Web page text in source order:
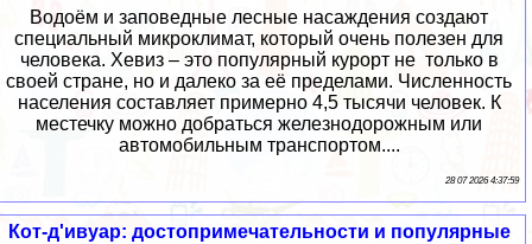
Водоём и заповедные лесные насаждения создают
специальный микроклимат, который очень полезен для
человека. Хевиз – это популярный курорт не только в
своей стране, но и далеко за её пределами. Численность
населения составляет примерно 4,5 тысячи человек. К
местечку можно добраться железнодорожным или
автомобильным транспортом....
28 07 2026 4:37:59
Кот-д'ивуар: достопримечательности и популярные